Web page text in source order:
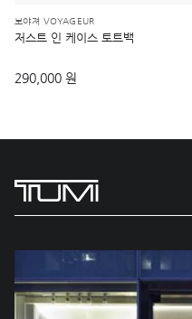
보야져 VOYAGEUR
저스트 인 케이스 토트백
290,000 원